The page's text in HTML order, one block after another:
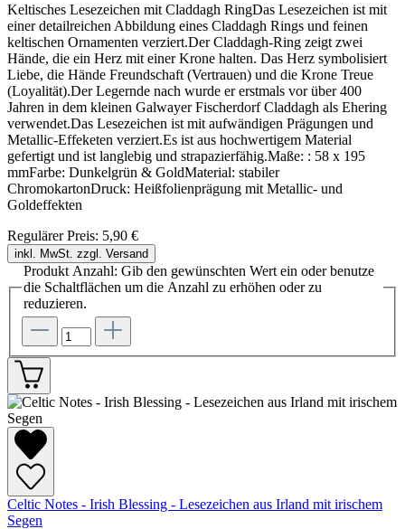
Keltisches Lesezeichen mit Claddagh RingDas Lesezeichen ist mit
einer detailreichen Abbildung eines Claddagh Rings und feinen
keltischen Ornamenten verziert.Der Claddagh-Ring zeigt zwei
Hände, die ein Herz mit einer Krone halten. Das Herz symbolisiert
Liebe, die Hände Freundschaft (Vertrauen) und die Krone Treue
(Loyalität).Der Legernde nach wurde er erstmals vor über 400
Jahren in dem kleinen Galwayer Fischerdorf Claddagh als Ehering
verwendet.Das Lesezeichen ist mit aufwändigen Prägungen und
Metallic-Effeketen verziert.Es ist aus hochwertigem Material
gefertigt und ist langlebig und strapazierfähig.Maße: : 58 x 195
mmFarbe: Dunkelgrün & GoldMaterial: stabiler
ChromokartonDruck: Heißfolienprägung mit Metallic- und
Goldeffekten
Regulärer Preis: 5,90 €
inkl. MwSt. zzgl. Versand
Produkt Anzahl: Gib den gewünschten Wert ein oder benutze
die Schaltflächen um die Anzahl zu erhöhen oder zu
reduzieren.
Celtic Notes - Irish Blessing - Lesezeichen aus Irland mit irischem
Segen